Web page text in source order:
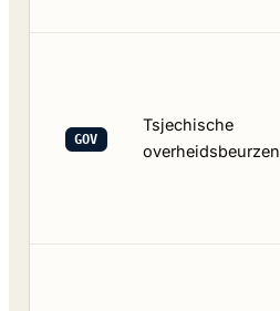
GOV
Tsjechische
overheidsbeurzen